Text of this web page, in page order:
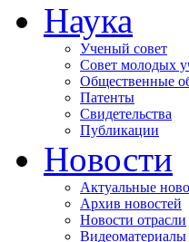
Наука
Ученый совет
Совет молодых
Общественные
Патенты
Свидетельства
Публикации
Новости
Актуальные
Архив новостей
Новости отрасли
Видеоматериалы